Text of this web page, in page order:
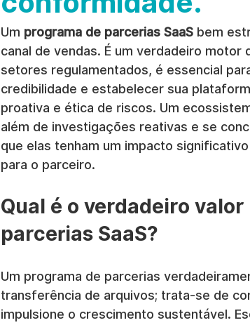
Um programa de parcerias SaaS bem
canal de vendas. É um verdadeiro
setores regulamentados, é essencial
credibilidade e estabelecer sua
proativa e ética de riscos. Um
além de investigações reativas e se
que elas tenham um impacto
para o parceiro.
Qual é o verdadeiro
parcerias SaaS?
Um programa de parcerias
transferência de arquivos; trata-se de
impulsione o crescimento sustentável.